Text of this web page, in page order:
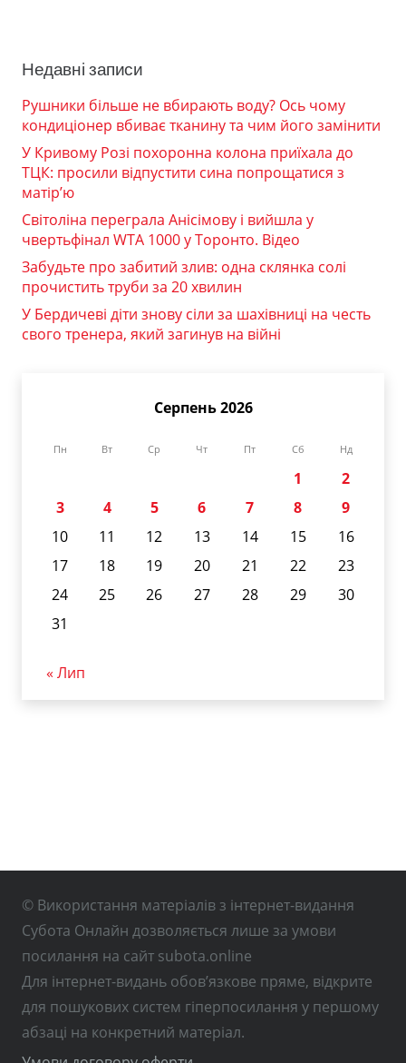
Недавні записи
Рушники більше не вбирають воду? Ось чому
кондиціонер вбиває тканину та чим його замінити
У Кривому Розі похоронна колона приїхала до
ТЦК: просили відпустити сина попрощатися з
матір’ю
Світоліна переграла Анісімову і вийшла у
чвертьфінал WTA 1000 у Торонто. Відео
Забудьте про забитий злив: одна склянка солі
прочистить труби за 20 хвилин
У Бердичеві діти знову сіли за шахівниці на честь
свого тренера, який загинув на війні
Серпень 2026
Пн Вт Ср Чт Пт Сб Нд
1
2
3
4 5 6 7 8
9
10
11 12 13 14 15
16
17
18 19 20 21 22
23
24
25 26 27 28 29
30
31
« Лип
© Використання матеріалів з інтернет-видання
Субота Онлайн дозволяється лише за умови
посилання на сайт subota.online
Для інтернет-видань обов’язкове пряме, відкрите
для пошукових систем гіперпосилання у першому
абзаці на конкретний матеріал.